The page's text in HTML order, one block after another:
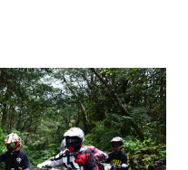
pilihan tempat wisata
dengan konsep
DAN OUTBOUND DI
menawarkan